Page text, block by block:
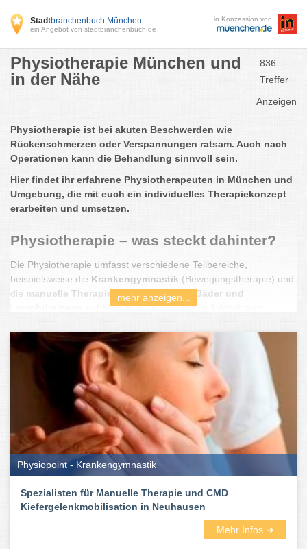
Stadtbranchenbuch München
ein Angebot von stadtbranchenbuch.de
in Konzession von
Physiotherapie München und
in der Nähe
836
Treffer
Anzeigen
Physiotherapie ist bei akuten Beschwerden wie
Rückenschmerzen oder Verspannungen ratsam. Auch nach
Operationen kann die Behandlung sinnvoll sein.
Hier findet ihr erfahrene Physiotherapeuten in München und
Umgebung, die mit euch ein individuelles Therapiekonzept
erarbeiten und umsetzen.
Physiotherapie – was steckt dahinter?
Die Physiotherapie umfasst verschiedene Teilbereiche,
beispielsweise die Krankengymnastik (Bewegungstherapie) und
die manuelle Therapie . Auch
Massagen, Bäder und
gehören zum Oberbegriff und damit zum
sowohl vorbeugend aufgesucht werdenals auch im
Krankheitsfall. Die folgenden Beschwerden können zu einer
Physiotherapie führen:
mehr anzeigen...
Physiopoint - Krankengymnastik
Spezialisten für Manuelle Therapie und CMD
Kiefergelenkmobilisation in Neuhausen
Mehr Infos ➜